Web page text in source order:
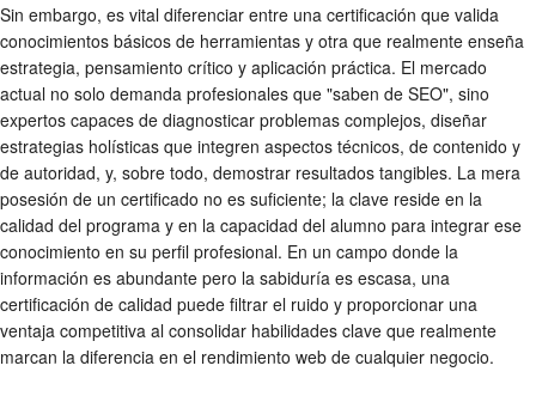
Sin embargo, es vital diferenciar entre una certificación que valida
conocimientos básicos de herramientas y otra que realmente enseña
estrategia, pensamiento crítico y aplicación práctica. El mercado
actual no solo demanda profesionales que "saben de SEO", sino
expertos capaces de diagnosticar problemas complejos, diseñar
estrategias holísticas que integren aspectos técnicos, de contenido y
de autoridad, y, sobre todo, demostrar resultados tangibles. La mera
posesión de un certificado no es suficiente; la clave reside en la
calidad del programa y en la capacidad del alumno para integrar ese
conocimiento en su perfil profesional. En un campo donde la
información es abundante pero la sabiduría es escasa, una
certificación de calidad puede filtrar el ruido y proporcionar una
ventaja competitiva al consolidar habilidades clave que realmente
marcan la diferencia en el rendimiento web de cualquier negocio.